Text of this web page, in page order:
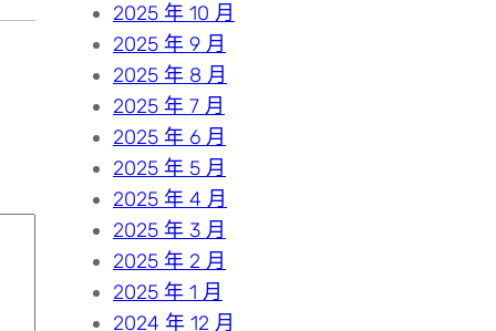
2025 年 10 月
2025 年 9 月
2025 年 8 月
2025 年 7 月
2025 年 6 月
2025 年 5 月
2025 年 4 月
2025 年 3 月
2025 年 2 月
2025 年 1 月
2024 年 12 月